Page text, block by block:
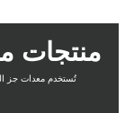
منتجات
تُستخدم معدات جز